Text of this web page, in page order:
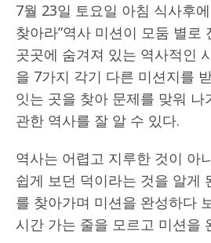
7월 23일 토요일 아침 식사후
찾아라”역사 미션이 모둠 별로
곳곳에 숨겨져 있는 역사적인
을 7가지 각기 다른 미션지를
잇는 곳을 찾아 문제를 맞워
관한 역사를 잘 알 수 있다.
역사는 어렵고 지루한 것이 아
쉽게 보던 덕이라는 것을 알게
를 찾아가며 미션을 완성하다
시간 가는 줄을 모르고 미션을